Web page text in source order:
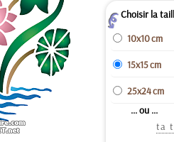
ZChoisir la
10x10 cm
15x15 cm
25x24 cm
... ou ...
ta